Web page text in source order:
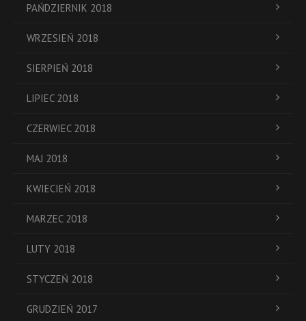
PAŃDZIERNIK 2018
WRZESIEŃ 2018
SIERPIEŃ 2018
LIPIEC 2018
CZERWIEC 2018
MAJ 2018
KWIECIEŃ 2018
MARZEC 2018
LUTY 2018
STYCZEŃ 2018
GRUDZIEŃ 2017